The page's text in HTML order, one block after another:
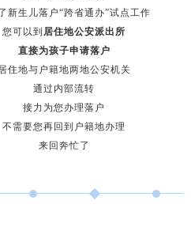
新生儿落户“跨省通办”试点工作
您可以到 居住地公安派出所
直接为孩子申请落户
住地与户籍地两地公安机关
通过内部流转
接力为您办理落户
不需要您再回到户籍地办理
来回奔忙了